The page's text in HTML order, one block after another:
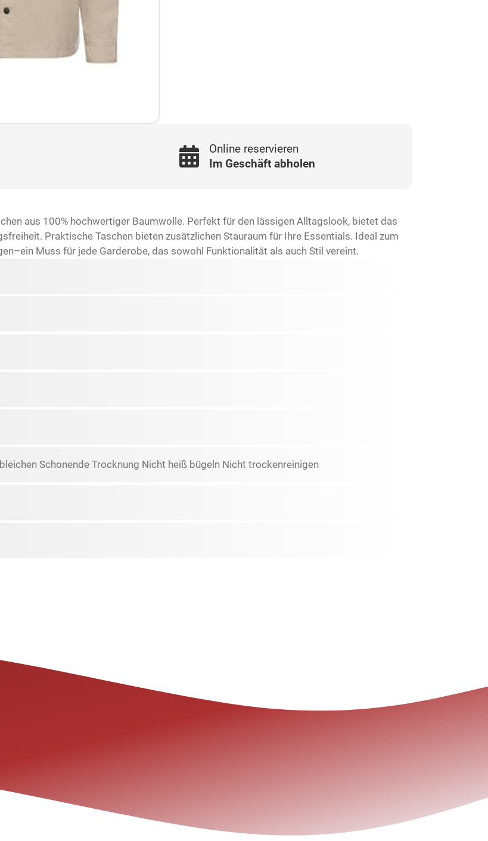
Online reservieren
Im Geschäft abholen
aus 100% hochwertiger Baumwolle. Perfekt für den lässigen Alltagslook, bietet das
Praktische Taschen bieten zusätzlichen Stauraum für Ihre Essentials. Ideal zum
Muss für jede Garderobe, das sowohl Funktionalität als auch Stil vereint.
Schonende Trocknung Nicht heiß bügeln Nicht trockenreinigen